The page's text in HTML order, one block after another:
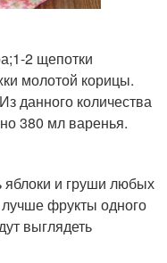
2 щепотки
молотой корицы.
данного количества
380 мл варенья.
яблоки и груши любых
фрукты одного
выглядеть